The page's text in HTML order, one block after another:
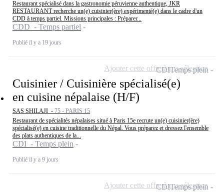
Restaurant spécialisé dans la gastronomie péruvienne authentique, JKR
RESTAURANT recherche un(e) cuisinier(ère) expérimenté(e) dans le cadre d'un
CDD à temps partiel. Missions principales : Préparer...
CDD - Temps partiel
Publié il y a 19 jours
Cuisinier / Cuisinière spécialisé(e)
en cuisine népalaise (H/F)
SAS SHILAJI - 75 - PARIS 15
Restaurant de spécialités népalaises situé à Paris 15e recrute un(e) cuisinier(ère)
spécialisé(e) en cuisine traditionnelle du Népal. Vous préparez et dressez l'ensemble
des plats authentiques de la...
CDI - Temps plein
Publié il y a 9 jours
CDITemps plein
Ajouter cette offre à ma sélection
CDITemps plein
Ajouter cette offre à ma sélection